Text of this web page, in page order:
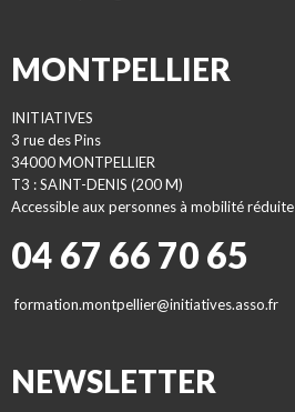
MONTPELLIER
INITIATIVES
3 rue des Pins
34000 MONTPELLIER
T3 : SAINT-DENIS (200 M)
Accessible aux personnes à mobilité réduite
04 67 66 70 65
formation.montpellier@initiatives.asso.fr
NEWSLETTER